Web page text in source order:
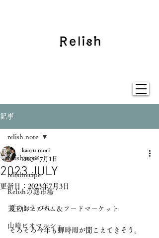
記事
relish note
relishrecipe
Relishの庭市場
天王山ファーム＆フードマーケット
山崎ビオマルシェ
relish note
2023.JULY
kaoru mori
2023年7月1日
更新日： 2023年7月3日
夏のおとづれ
そろそろ今年も蝉時雨が聞こえてきそう。